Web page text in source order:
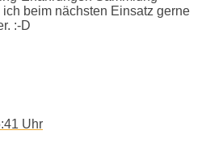
ich beim nächsten Einsatz gerne
:-D
Uhr